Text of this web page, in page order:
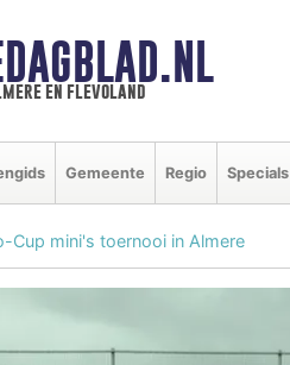
en flevoland
Gemeente Regio Specials
Cup mini's toernooi in Almere